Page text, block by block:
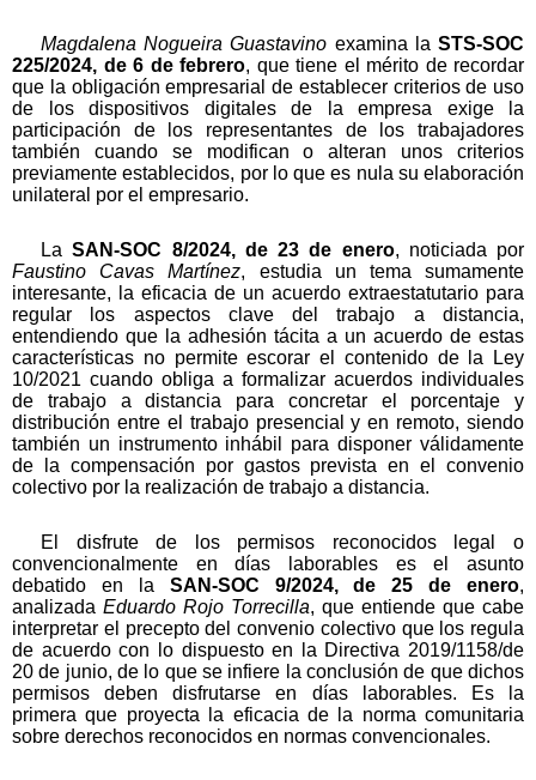
Magdalena Nogueira Guastavino examina laSTS-SOC
225/2024, de 6 de febrero, que tiene el mérito de recordar
que la obligación empresarial de establecer criterios de uso
de los dispositivos digitales de la empresa exige la
participación de los representantes de los trabajadores
también cuando se modifican o alteran unos criterios
previamente establecidos, por lo que es nula su elaboración
unilateral por el empresario.
LaSAN-SOC 8/2024, de 23 de enero, noticiada por
Faustino Cavas Martínez, estudia un tema sumamente
interesante, la eficacia de un acuerdo extraestatutario para
regular los aspectos clave del trabajo a distancia,
entendiendo que la adhesión tácita a un acuerdo de estas
características no permite escorar el contenido de la Ley
10/2021 cuando obliga a formalizar acuerdos individuales
de trabajo a distancia para concretar el porcentaje y
distribución entre el trabajo presencial y en remoto, siendo
también un instrumento inhábil para disponer válidamente
de la compensación por gastos prevista en el convenio
colectivo por la realización de trabajo a distancia.
El disfrute de los permisos reconocidos legal o
convencionalmente en días laborables es el asunto
debatido en la SAN-SOC 9/2024, de 25 de enero,
analizada Eduardo Rojo Torrecilla, que entiende que cabe
interpretar el precepto del convenio colectivo que los regula
de acuerdo con lo dispuesto en la Directiva 2019/1158/de
20 de junio, de lo que se infiere la conclusión de que dichos
permisos deben disfrutarse en días laborables. Es la
primera que proyecta la eficacia de la norma comunitaria
sobre derechos reconocidos en normas convencionales.